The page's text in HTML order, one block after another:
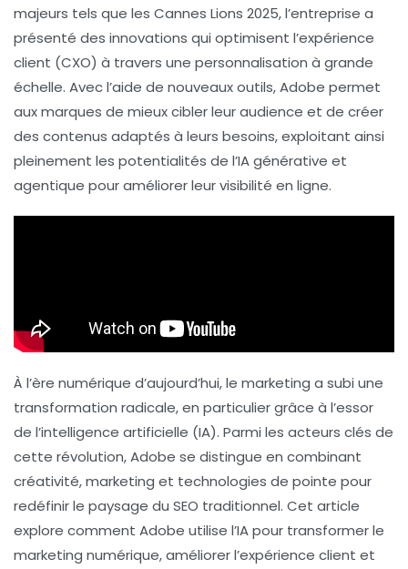
majeurs tels que les Cannes Lions 2025, l’entreprise a
présenté des innovations qui optimisent l’expérience
client (CXO) à travers une personnalisation à grande
échelle. Avec l’aide de nouveaux outils, Adobe permet
aux marques de mieux cibler leur audience et de créer
des contenus adaptés à leurs besoins, exploitant ainsi
pleinement les potentialités de l’IAgénérative et
agentique pour améliorer leur visibilité en ligne.
À l’ère numérique d’aujourd’hui, le marketing a subi une
transformation radicale, en particulier grâce à l’essor
de l’intelligence artificielle (IA). Parmi les acteurs clés de
cette révolution, Adobe se distingue en combinant
créativité, marketing et technologies de pointe pour
redéfinir le paysage du SEO traditionnel. Cet article
explore comment Adobe utilise l’IA pour transformer le
marketing numérique, améliorer l’expérience client et